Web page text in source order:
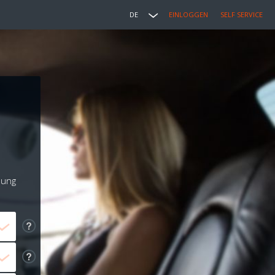
DE EINLOGGEN SELF SERVICE